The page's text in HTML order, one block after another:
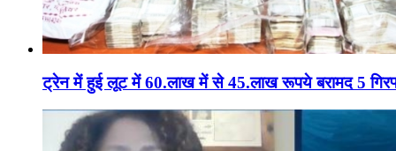
ट्रेन में हुई लूट में 60.लाख में से 45.लाख रूपये बरामद 5